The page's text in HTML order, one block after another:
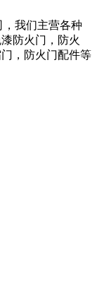
，我们主营各种
防火门，防火
，防火门配件等